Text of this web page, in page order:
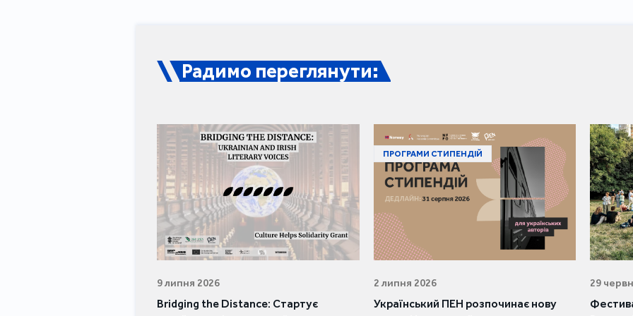
Радимо переглянути:
9 липня 2026
Bridging the Distance: Стартує
ПРОГРАМИ СТИПЕНДІЙ
2 липня 2026
Український ПЕН розпочинає нову
29